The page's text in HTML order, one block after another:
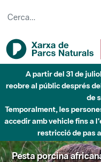
A partir del 31 de
reobre al públic després
de
Temporalment, les
accedir amb vehicle fins a
restricció de pas
Pesta porcina